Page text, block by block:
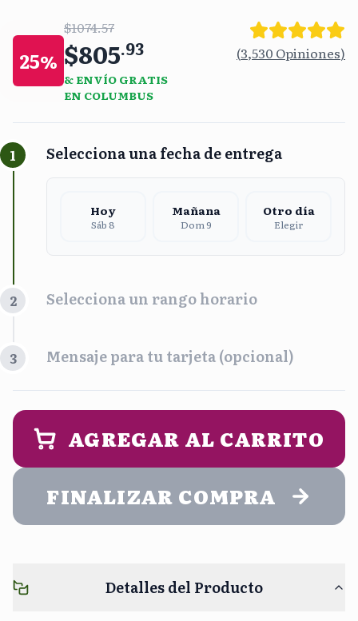
25%
$1074.57
$805.93
& ENVÍO GRATIS
EN COLUMBUS
(3,530 Opiniones)
1 Selecciona una fecha de entrega
Hoy
Sáb 8
Mañana
Dom 9
Otro día
Elegir
2 Selecciona un rango horario
Mañana Tarde
5:00 pm - 9:00 pm
3 Mensaje para tu tarjeta (opcional)
PERSONALIZA UN MENSAJE DE
ENTREGA (opcional)
AGREGAR AL CARRITO
FINALIZAR COMPRA
Detalles del Producto